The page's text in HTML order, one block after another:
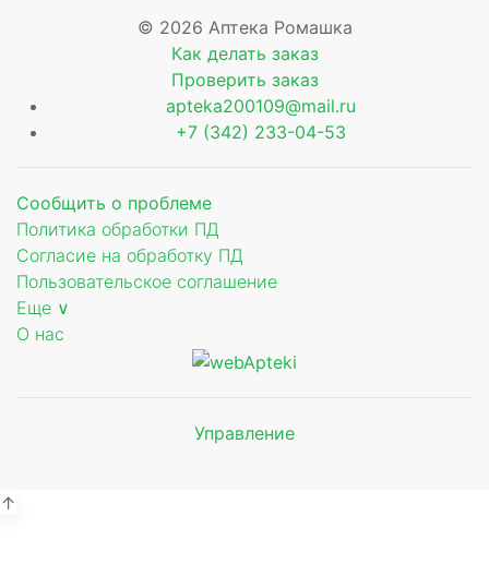
© 2026 Аптека Ромашка
Как делать заказ
Проверить заказ
apteka200109@mail.ru
+7 (342) 233-04-53
Сообщить о проблеме
Политика обработки ПД
Согласие на обработку ПД
Пользовательское соглашение
Еще ∨
О нас
Управление
↑
Мы будем